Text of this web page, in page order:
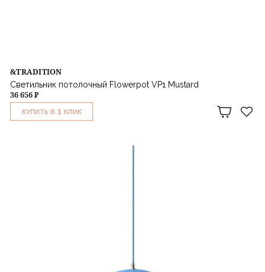
&TRADITION
Светильник потолочный Flowerpot VP1 Mustard
36 656 ₽
КУПИТЬ В 1 КЛИК